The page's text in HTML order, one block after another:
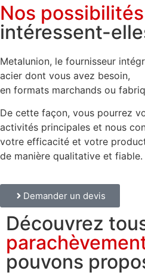
Nos possibilités
intéressent-
Metalunion, le fournisseur
acier dont vous avez besoin,
en formats marchands ou
De cette façon, vous pourrez
activités principales et nous
votre efficacité et votre
de manière qualitative et fiable.
Demander un devis
Découvrez
pouvons